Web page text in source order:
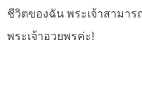
ชีวิตของฉัน พระเจ้าสามา
พระเจ้าอวยพรค่ะ!